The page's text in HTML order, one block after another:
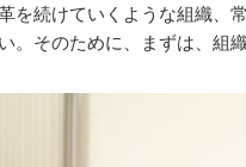
を続けていくような組織、
。そのために、まずは、組